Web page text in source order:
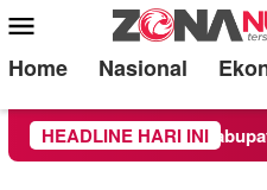
Mobile
Menu
Home Nasional
HEADLINE HARI INI
ke Wilayah Kabupaten